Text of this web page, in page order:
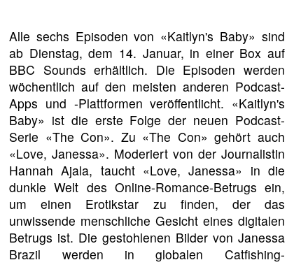
Alle sechs Episoden von «Kaitlyn's Baby» sind
ab Dienstag, dem 14. Januar, in einer Box auf
BBC Sounds erhältlich. Die Episoden werden
wöchentlich auf den meisten anderen Podcast-
Apps und -Plattformen veröffentlicht. «Kaitlyn's
Baby» ist die erste Folge der neuen Podcast-
Serie «The Con». Zu «The Con» gehört auch
«Love, Janessa». Moderiert von der Journalistin
Hannah Ajala, taucht «Love, Janessa» in die
dunkle Welt des Online-Romance-Betrugs ein,
um einen Erotikstar zu finden, der das
unwissende menschliche Gesicht eines digitalen
Betrugs ist. Die gestohlenen Bilder von Janessa
Brazil werden in globalen Catfishing-